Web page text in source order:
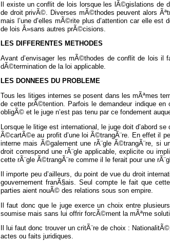
Il existe un conflit de lois lorsque les lÃ©gislations
de droit privÃ©. Diverses mÃ©thodes peuvent alors
mais l’une d’elles mÃ©rite plus d’attention car elle
de lois Â»sans autres prÃ©cisions.
LES DIFFERENTES METHODES
Avant d’envisager les mÃ©thodes de conflit de lois il
dÃ©termination de la loi applicable.
LES DONNEES DU PROBLEME
Tous les litiges internes se posent dans les mÃªmes
de cette prÃ©tention. Parfois le demandeur indique
obligÃ© et le juge n’est pas tenu par ce fondement
Lorsque le litige est international, le juge doit d’abord
Ã©cartÃ©e au profit d’une loi Ã©trangÃ¨re. En effet il
interne mais Ã©galement une rÃ¨gle Ã©trangÃ¨re, si
droit correspond une rÃ¨gle applicable, explicite ou
cette rÃ¨gle Ã©trangÃ¨re comme il le ferait pour une
Il importe peu d’ailleurs, du point de vue du droit
gouvernement franÃ§ais. Seul compte le fait que
parties aient nouÃ© des relations sous son empire.
Il faut donc que le juge exerce un choix entre
soumise mais sans lui offrir forcÃ©ment la mÃªme
Il lui faut donc trouver un critÃ¨re de choix :
actes ou faits juridiques.